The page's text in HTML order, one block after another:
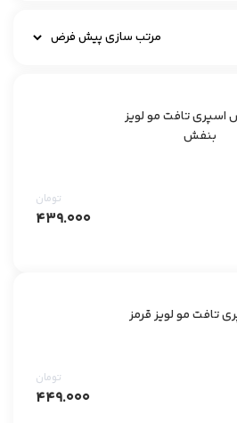
۴۳۹.۰۰۰
تومان
۴۴۹.۰۰۰
تومان